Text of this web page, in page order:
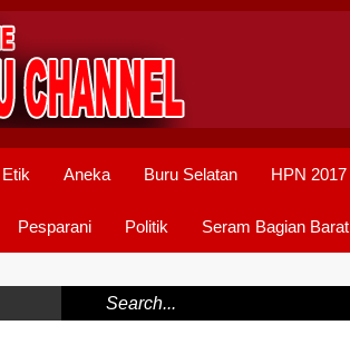
Aneka Buru Selatan HPN 2017
Pesparani Politik Seram Bagian Barat